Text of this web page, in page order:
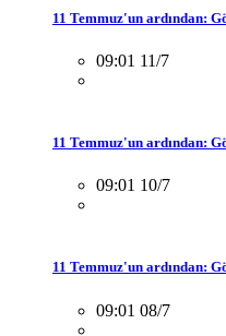
11 Temmuz'un ardından:
09:01 11/7
11 Temmuz'un ardından:
09:01 10/7
11 Temmuz'un ardından:
09:01 08/7